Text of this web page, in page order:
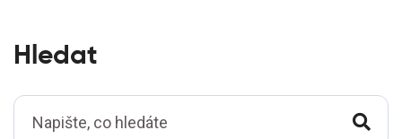
Hledat